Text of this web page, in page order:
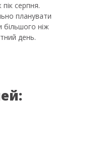
серпня.
планувати
більшого ніж
день.